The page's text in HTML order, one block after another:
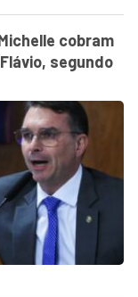
cobram
segundo